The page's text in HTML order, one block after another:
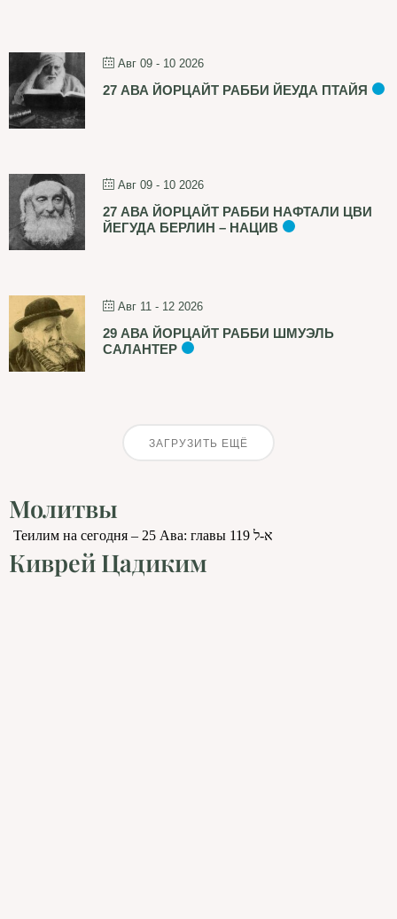
Авг 09 - 10 2026
27 АВА ЙОРЦАЙТ РАББИ ЙЕУДА ПТАЙЯ
Авг 09 - 10 2026
27 АВА ЙОРЦАЙТ РАББИ НАФТАЛИ ЦВИ
ЙЕГУДА БЕРЛИН – НАЦИВ
Авг 11 - 12 2026
29 АВА ЙОРЦАЙТ РАББИ ШМУЭЛЬ
САЛАНТЕР
ЗАГРУЗИТЬ ЕЩЁ
Молитвы
Теилим на сегодня – 25 Ава: главы 119 א-ל
Киврей Цадиким